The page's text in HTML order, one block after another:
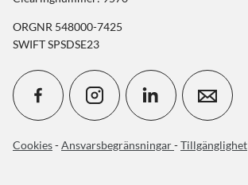
ORGNR 548000-7425
SWIFT SPSDSE23
Cookies-Ansvarsbegränsningar-Tillgänglighet